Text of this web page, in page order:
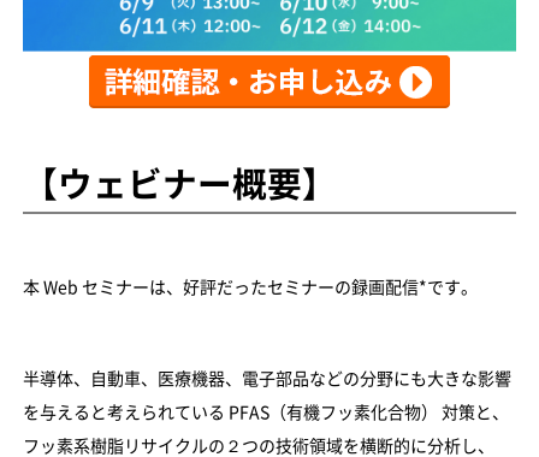
【ウェビナー概要】
本 Web セミナーは、好評だったセミナーの録画配信*です。
半導体、自動車、医療機器、電子部品などの分野にも大きな影響
を与えると考えられている PFAS（有機フッ素化合物） 対策と、
フッ素系樹脂リサイクルの２つの技術領域を横断的に分析し、